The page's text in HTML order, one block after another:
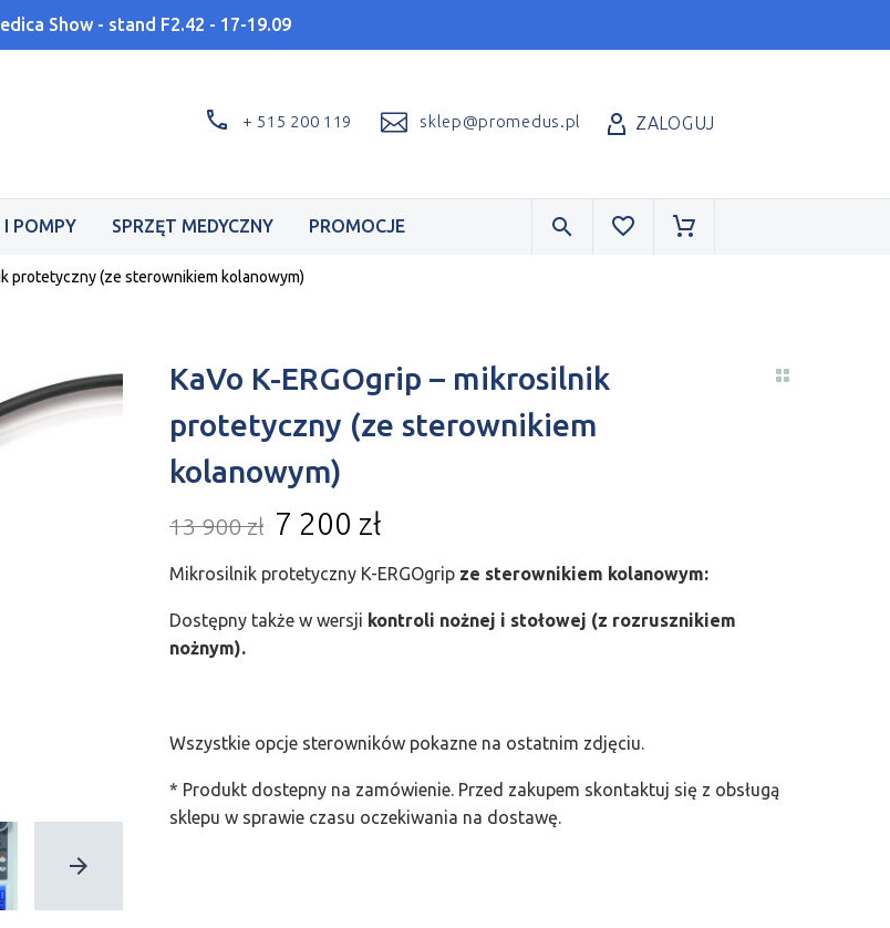
Show - stand F2.42 - 17-19.09
+ 515 200 119 sklep@promedus.pl ZALOGUJ
I POMPY SPRZĘT MEDYCZNY PROMOCJE
protetyczny (ze sterownikiem kolanowym)
KaVo K-ERGOgrip – mikrosilnik
protetyczny (ze sterownikiem
kolanowym)
13 900zł 7 200 zł
Mikrosilnik protetyczny K-ERGOgrip ze sterownikiem kolanowym:
Dostępny także w wersji kontroli nożnej i stołowej (z rozrusznikiem
nożnym).
Wszystkie opcje sterowników pokazne na ostatnim zdjęciu.
* Produkt dostepny na zamówienie. Przed zakupem skontaktuj się z obsługą
sklepu w sprawie czasu oczekiwania na dostawę.